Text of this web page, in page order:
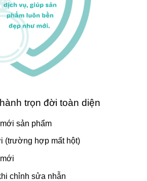
trọn đời toàn diện
sản phẩm
(trường hợp mất hột)
chỉnh sửa nhẫn